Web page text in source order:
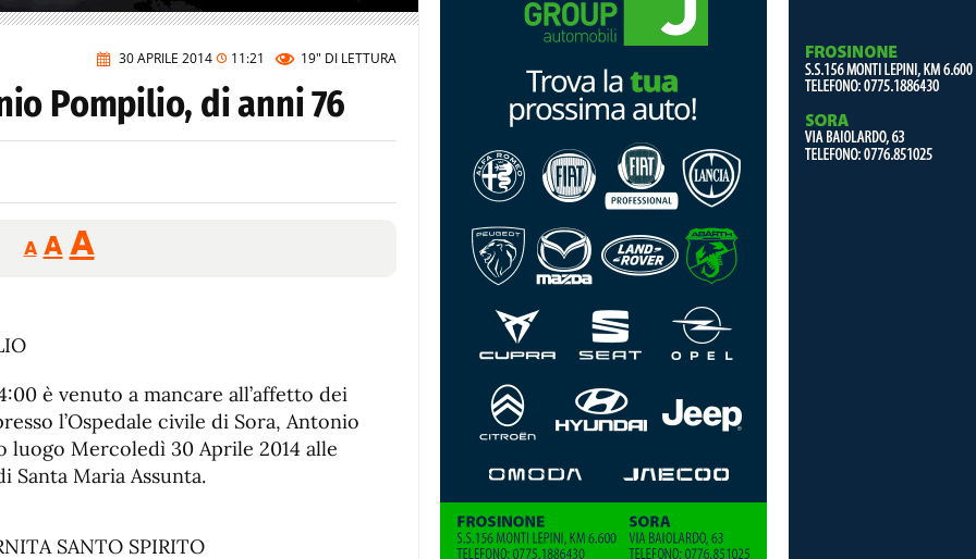
30 APRILE 2014 11:21 19" DI LETTURA
Pompilio, di anni 76
A
Reducir
tamaño
A Restablecer
tamaño
AAumentar
fuente.
è venuto a mancare all’affetto dei
l’Ospedale civile di Sora, Antonio
luogo Mercoledì 30 Aprile 2014 alle
Santa Maria Assunta.